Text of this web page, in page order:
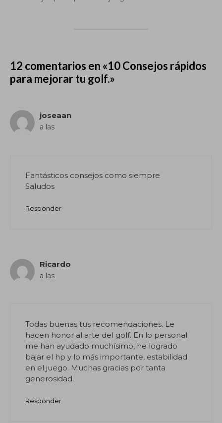
12 comentarios en «10 Consejos rápidos
para mejorar tu golf.»
joseaan
a las
Fantásticos consejos como siempre
Saludos
Responder
Ricardo
a las
Todas buenas tus recomendaciones. Le
hacen honor al arte del golf. En lo personal
me han ayudado muchísimo, he logrado
bajar el hp y lo más importante, estabilidad
en el juego. Muchas gracias por tanta
generosidad.
Responder